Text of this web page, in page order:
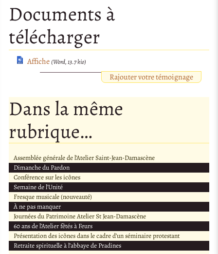
Documents à
télécharger
Affiche (Word, 13.7 kio)
Rajouter votre témoignage
Dans la même
rubrique…
Assemblée générale de l’Atelier Saint-Jean-Damascène
Dimanche du Pardon
Conférence sur les icônes
Semaine de l’Unité
Fresque musicale (nouveauté)
À ne pas manquer
Journées du Patrimoine Atelier St Jean-Damascène
60 ans de l’Atelier fêtés à Feurs
Présentation des icônes dans le cadre d’un séminaire protestant
Retraite spirituelle à l’abbaye de Pradines